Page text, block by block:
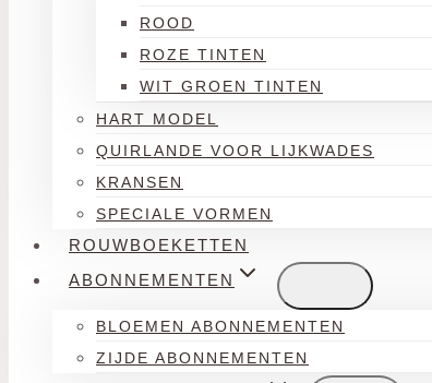
ROOD
ROZE TINTEN
WIT GROEN TINTEN
HART MODEL
QUIRLANDE VOOR LIJKWADES
KRANSEN
SPECIALE VORMEN
ROUWBOEKETTEN
ABONNEMENTEN
BLOEMEN ABONNEMENTEN
ZIJDE ABONNEMENTEN